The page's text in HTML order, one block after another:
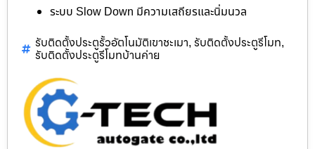
ระบบ Slow Down มีความเสถียรและนิ่มนวล
รับติดตั้งประตูรั้วอัตโนมัติเขาชะเมา, รับติดตั้งประตูรีโมท,
รับติดตั้งประตูรีโมทบ้านค่าย